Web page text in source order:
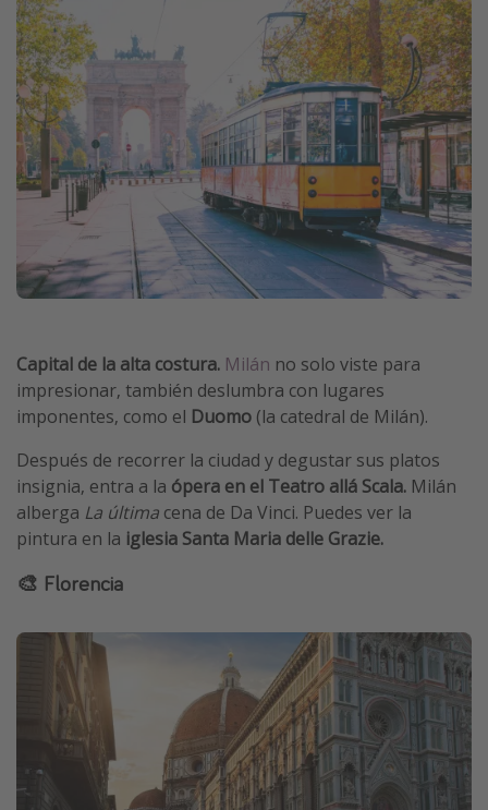
Capital de la alta costura. Milán no solo viste para
impresionar, también deslumbra con lugares
imponentes, como el Duomo (la catedral de Milán).
Después de recorrer la ciudad y degustar sus platos
insignia, entra a la ópera en el Teatro allá Scala. Milán
alberga La última cena de Da Vinci. Puedes ver la
pintura en la iglesia Santa Maria delle Grazie.
🎨 Florencia